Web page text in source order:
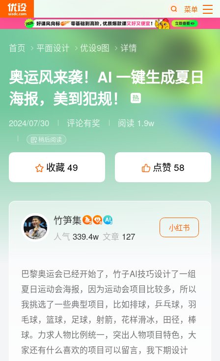
菜单
首页 平面设计 优设9图 详情
奥运风来袭！AI 一键生成夏日
海报，美到犯规！
2024/07/30 评论有奖 阅读 1.9w
稍后阅读
收藏49 点赞 58
巴黎奥运会已经开始了，竹子AI技巧设计了一组
夏日运动会海报，因为运动会项目比较多，所以
我挑选了一些典型项目，比如排球，乒乓球，羽
毛球，篮球，足球，射箭，花样滑冰，田径，棒
球。力求人物比例统一，突出人物项目特色，大
家还有什么喜欢的项目可以留言，我下期设计
竹笋集
人气 339.4w 文章 127
小红书